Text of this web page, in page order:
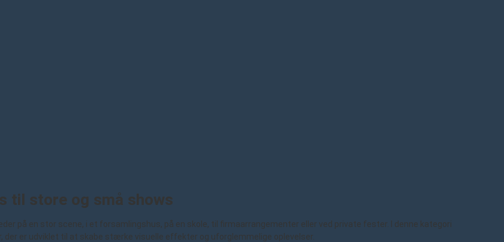
til store og små shows
på en stor scene, i et forsamlingshus, på en skole, til firmaarrangementer eller ved private fester. I denne kategori
er udviklet til at skabe stærke visuelle effekter og uforglemmelige oplevelser.